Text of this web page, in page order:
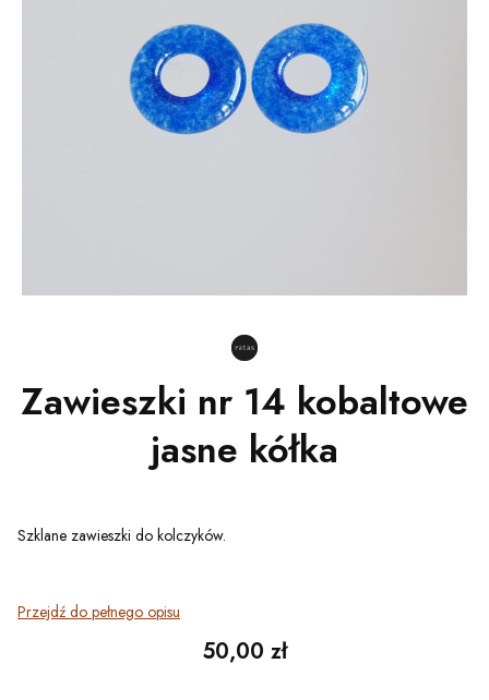
Zawieszki nr 14 kobaltowe
jasne kółka
Szklane zawieszki do kolczyków.
Przejdź do pełnego opisu
Cena
50,00 zł